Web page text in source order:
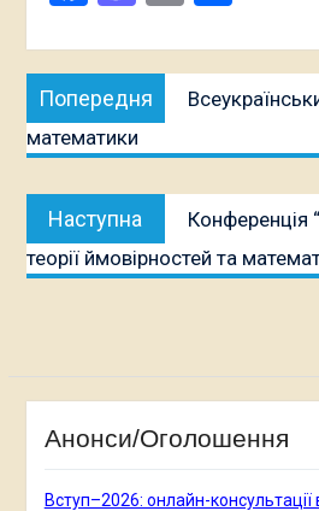
Навігація
записів
Попередня
публікація:
математики
Наступна
Наступна
публікація:
Конференція
теорії ймовірностей та
Анонси/Оголошення
Вступ–2026: онлайн-